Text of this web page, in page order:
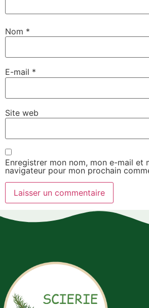
Nom *
E-mail *
Site web
Enregistrer mon nom, mon e-mail et
navigateur pour mon prochain